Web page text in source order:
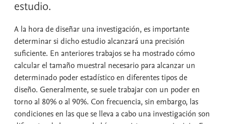
estudio.
A la hora de diseñar una investigación, es importante
determinar si dicho estudio alcanzará una precisión
suficiente. En anteriores trabajos se ha mostrado cómo
calcular el tamaño muestral necesario para alcanzar un
determinado poder estadístico en diferentes tipos de
diseño. Generalmente, se suele trabajar con un poder en
torno al 80% o al 90%. Con frecuencia, sin embargo, las
condiciones en las que se lleva a cabo una investigación son